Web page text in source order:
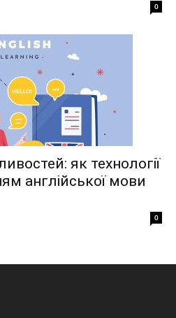
0
як технології
англійської мови
0